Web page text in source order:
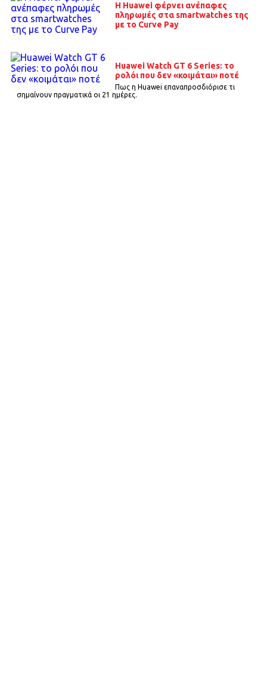
Η Huawei φέρνει ανέπαφες
πληρωμές στα smartwatches της
με το Curve Pay
Huawei Watch GT 6 Series: το
ρολόι που δεν «κοιμάται» ποτέ
Πως η Huawei επαναπροσδιόρισε τι
σημαίνουν πραγματικά οι 21 ημέρες.